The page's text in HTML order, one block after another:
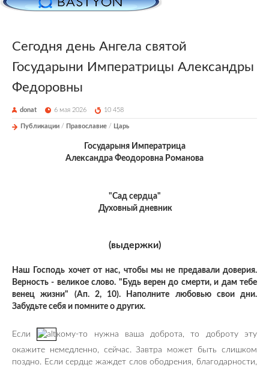
Сегодня день Ангела святой
Государыни Императрицы Александры
Федоровны
donat 6 мая 2026 10 458
Публикации / Православие / Царь
Государыня Императрица
Александра Феодоровна Романова
"Сад сердца"
Духовный дневник
(выдержки)
Наш Господь хочет от нас, чтобы мы не предавали доверия.
Верность - великое слово. "Будь верен до смерти, и дам тебе
венец жизни" (Ап. 2, 10). Наполните любовью свои дни.
Забудьте себя и помните о других.
Если
кому-то нужна ваша доброта, то доброту эту
окажите немедленно, сейчас. Завтра может быть слишком
поздно. Если сердце жаждет слов ободрения, благодарности,